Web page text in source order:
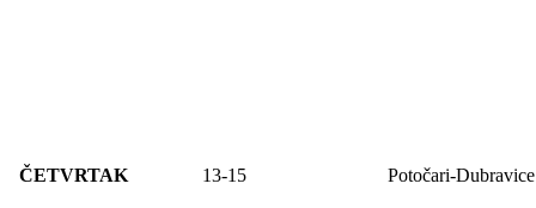
ČETVRTAK 13-15 Potočari-Dubravice